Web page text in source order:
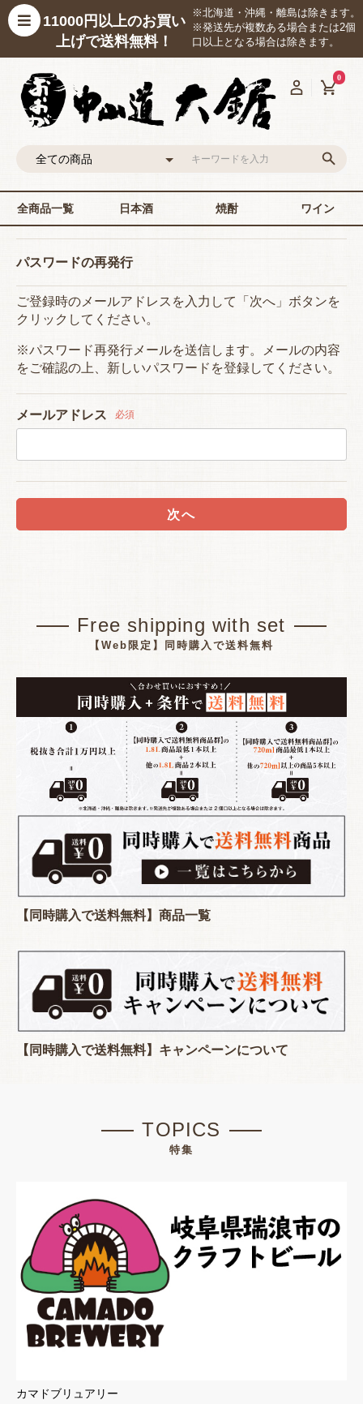
11000円以上のお買い
上げで送料無料！
※北海道・沖縄・離島は除きます。
※発送先が複数ある場合または2個
口以上となる場合は除きます。
0
全商品一覧 日本酒 焼酎 ワイン
パスワードの再発行
ご登録時のメールアドレスを入力して「次へ」ボタンを
クリックしてください。
※パスワード再発行メールを送信します。メールの内容
をご確認の上、新しいパスワードを登録してください。
メールアドレス 必須
次へ
Free shipping with set
【Web限定】同時購入で送料無料
【同時購入で送料無料】商品一覧
【同時購入で送料無料】キャンペーンについて
TOPICS
特集
カマドブリュアリー